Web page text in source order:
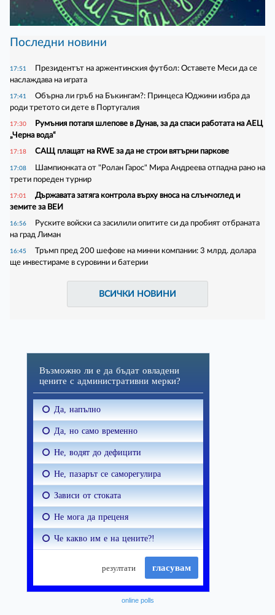
Последни новини
17:51
Президентът на аржентинския футбол: Оставете Меси да се
наслаждава на играта
17:41
Обърна ли гръб на Бъкингам?: Принцеса Юджини избра да
роди третото си дете в Португалия
17:30
Румъния потапя шлепове в Дунав, за да спаси работата на АЕЦ
„Черна вода“
17:18 САЩ плащат на RWE за да не строи вятърни паркове
17:08
Шампионката от "Ролан Гарос" Мира Андреева отпадна рано на
трети пореден турнир
17:01
Държавата затяга контрола върху вноса на слънчоглед и
земите за ВЕИ
16:56
Руските войски са засилили опитите си да пробият отбраната
на град Лиман
16:45
Тръмп пред 200 шефове на минни компании: 3 млрд. долара
ще инвестираме в суровини и батерии
ВСИЧКИ НОВИНИ
online polls